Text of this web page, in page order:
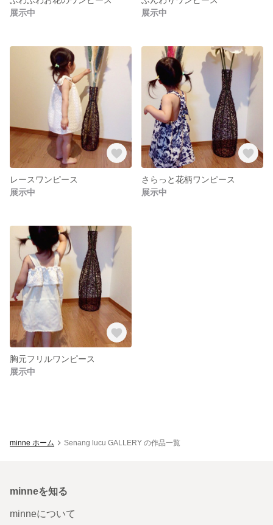
展示中
展示中
レースワンピース
展示中
さらっと花柄ワンピース
展示中
胸元フリルワンピース
展示中
minne ホーム Senang lucu GALLERY の作品一覧
minneを知る
minneについて